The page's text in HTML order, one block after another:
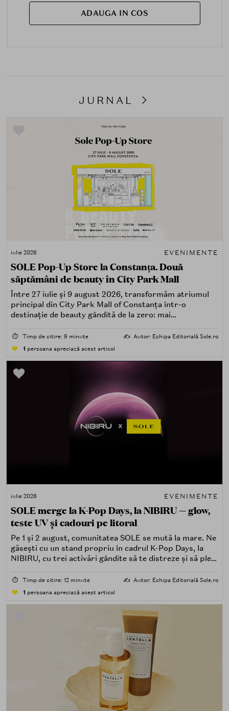
ADAUGA IN COS
JURNAL
iulie 2026 EVENIMENTE
SOLE Pop-Up Store la Constanța. Două
săptămâni de beauty în City Park Mall
Între 27 iulie și 9 august 2026, transformăm atriumul
principal din City Park Mall of Constanța într-o
destinație de beauty gândită de la zero: mai
care îți place, de fapt, să descoperi produse — testând,
atingând, comparând, întrebând.
⏱️ Timp de citire: 9 minute ✍️ Autor: Echipa Editorială Sole.ro
1 persoana apreciază acest articol
iulie 2026 EVENIMENTE
SOLE merge la K-Pop Days, la NIBIRU — glow,
teste UV și cadouri pe litoral
Pe 1 și 2 august, comunitatea SOLE se mută la mare. Ne
găsești cu un stand propriu în cadrul K-Pop Days, la
NIBIRU, cu trei activări gândite să te distreze și să pleci
⏱️ Timp de citire: 12 minute ✍️ Autor: Echipa Editorială Sole.ro
1 persoana apreciază acest articol